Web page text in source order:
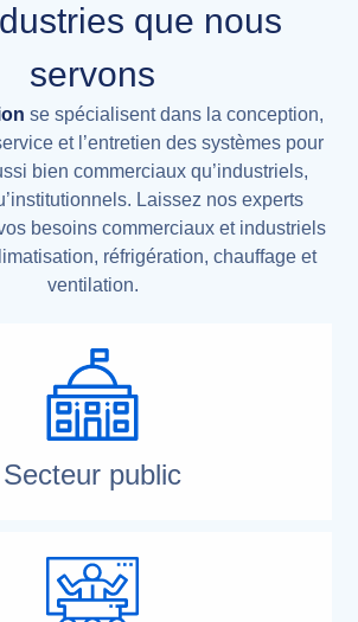
que nous
servons
se spécialisent dans la conception,
et l’entretien des systèmes pour
bien commerciaux qu’industriels,
Laissez nos experts
besoins commerciaux et industriels
réfrigération, chauffage et
ventilation.
Secteur public